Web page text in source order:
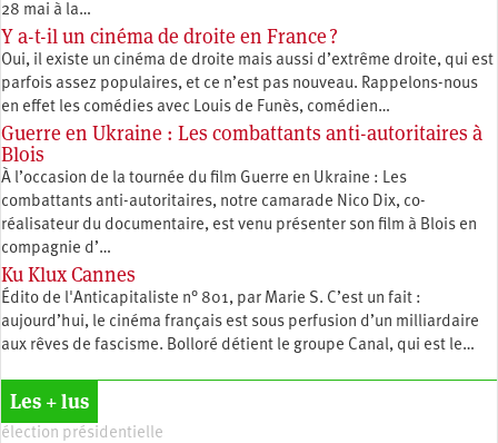
28 mai à la…
Y a-t-il un cinéma de droite en France ?
Oui, il existe un cinéma de droite mais aussi d’extrême droite, qui est
parfois assez populaires, et ce n’est pas nouveau. Rappelons-nous
en effet les comédies avec Louis de Funès, comédien…
Guerre en Ukraine : Les combattants anti-autoritaires à
Blois
À l’occasion de la tournée du film Guerre en Ukraine : Les
combattants anti-autoritaires, notre camarade Nico Dix, co-
réalisateur du documentaire, est venu présenter son film à Blois en
compagnie d’…
Ku Klux Cannes
Édito de l'Anticapitaliste n° 801, par Marie S. C’est un fait :
aujourd’hui, le cinéma français est sous perfusion d’un milliardaire
aux rêves de fascisme. Bolloré détient le groupe Canal, qui est le…
Les + lus
élection présidentielle